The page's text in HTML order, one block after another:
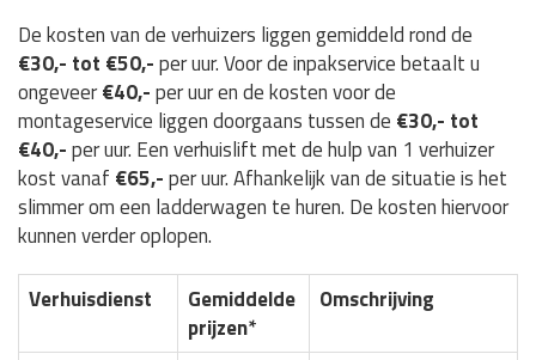
De kosten van de verhuizers liggen gemiddeld rond de
€30,- tot €50,-per uur. Voor de inpakservice betaalt u
ongeveer€40,-per uur en de kosten voor de
montageservice liggen doorgaans tussen de €30,- tot
€40,-per uur. Een verhuislift met de hulp van 1 verhuizer
kost vanaf €65,-per uur. Afhankelijk van de situatie is het
slimmer om een ladderwagen te huren. De kosten hiervoor
kunnen verder oplopen.
Verhuisdienst
Gemiddelde
prijzen*
Omschrijving